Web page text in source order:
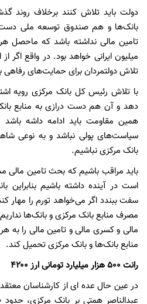
دولت باید تلاش کنند برخلاف روند
بانک‌ها و هم صندوق توسعه ملی دست
میلیون ایرانی خواهد بود. در واقع اگر
تلاش دولتمردان برای حمایت‌های رفاهی
با تلاش رئیس کل بانک مرکزی رویه
دهد و آن هم دست درازی به منابع
همین مقاومت باید ادامه داشه
سیاست‌های پولی نباشد و به نوعی
بانک مرکزی نباشیم.
باید مراقب باشیم که بحث تامین مالی
است در آینده داشته باشیم بنابراین
سفت ببندد اگر می‌خواهد تورم را مهار
مصرف منابع بانک مرکزی و بانک‌ها
مالی و کسری مالی و تامین مالی را به
منابع بانک‌ها و بانک مرکزی تحمیل کند.
رانت ۵۰۰ هزار میلیارد تومانی ارز ۴۲۰۰
در عین حال عده ای از کارشناسان